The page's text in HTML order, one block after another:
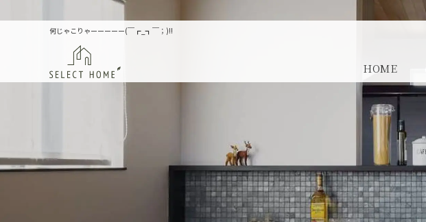
何じゃこりゃーーーーー(￣┏_┓￣；)!!
HOME